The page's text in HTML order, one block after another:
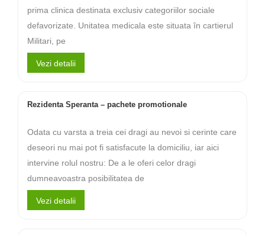
prima clinica destinata exclusiv categoriilor sociale
defavorizate. Unitatea medicala este situata în cartierul
Militari, pe
Vezi detalii
Rezidenta Speranta – pachete promotionale
Odata cu varsta a treia cei dragi au nevoi si cerinte care
deseori nu mai pot fi satisfacute la domiciliu, iar aici
intervine rolul nostru: De a le oferi celor dragi
dumneavoastra posibilitatea de
Vezi detalii